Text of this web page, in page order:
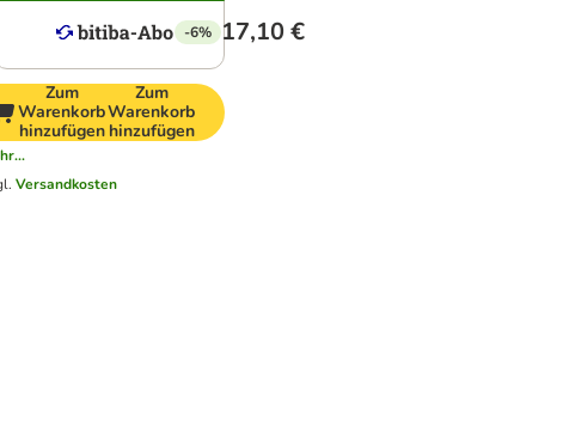
-6% 17,10 €
Zum
Warenkorb
hinzufügen
Zum
Warenkorb
hinzufügen
Versandkosten